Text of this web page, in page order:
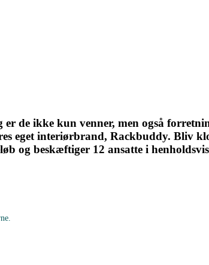
de ikke kun venner, men også
eget interiørbrand, Rackbuddy. Bliv
og beskæftiger 12 ansatte i